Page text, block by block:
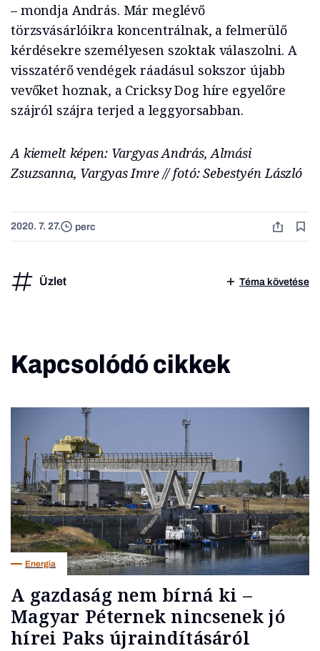
– mondja András. Már meglévő
törzsvásárlóikra koncentrálnak, a felmerülő
kérdésekre személyesen szoktak válaszolni. A
visszatérő vendégek ráadásul sokszor újabb
vevőket hoznak, a Cricksy Dog híre egyelőre
szájról szájra terjed a leggyorsabban.
A kiemelt képen: Vargyas András, Almási
Zsuzsanna, Vargyas Imre // fotó: Sebestyén László
2020. 7. 27. perc
Üzlet Téma követése
Kapcsolódó cikkek
Energia
A gazdaság nem bírná ki –
Magyar Péternek nincsenek jó
hírei Paks újraindításáról